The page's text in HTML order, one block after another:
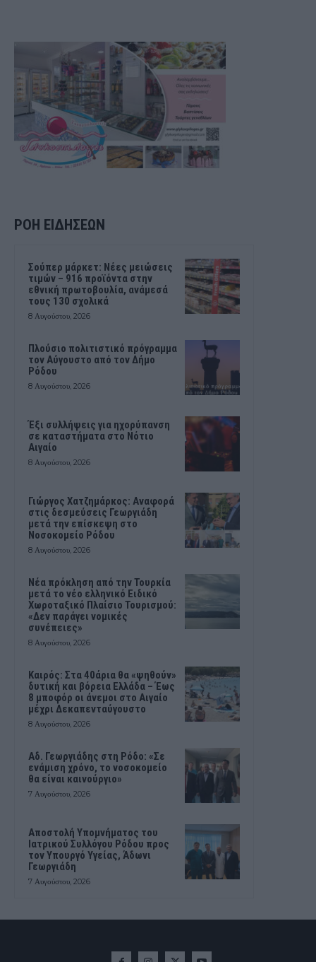
ΡΟΗ ΕΙΔΗΣΕΩΝ
Σούπερ μάρκετ: Νέες μειώσεις
τιμών – 916 προϊόντα στην
εθνική πρωτοβουλία, ανάμεσά
τους 130 σχολικά
8 Αυγούστου, 2026
Πλούσιο πολιτιστικό πρόγραμμα
τον Αύγουστο από τον Δήμο
Ρόδου
8 Αυγούστου, 2026
Έξι συλλήψεις για ηχορύπανση
σε καταστήματα στο Νότιο
Αιγαίο
8 Αυγούστου, 2026
Γιώργος Χατζημάρκος: Αναφορά
στις δεσμεύσεις Γεωργιάδη
μετά την επίσκεψη στο
Νοσοκομείο Ρόδου
8 Αυγούστου, 2026
Νέα πρόκληση από την Τουρκία
μετά το νέο ελληνικό Ειδικό
Χωροταξικό Πλαίσιο Τουρισμού:
«Δεν παράγει νομικές
συνέπειες»
8 Αυγούστου, 2026
Καιρός: Στα 40άρια θα «ψηθούν»
δυτική και βόρεια Ελλάδα – Έως
8 μποφόρ οι άνεμοι στο Αιγαίο
μέχρι Δεκαπενταύγουστο
8 Αυγούστου, 2026
Αδ. Γεωργιάδης στη Ρόδο: «Σε
ενάμιση χρόνο, το νοσοκομείο
θα είναι καινούργιο»
7 Αυγούστου, 2026
Αποστολή Υπομνήματος του
Ιατρικού Συλλόγου Ρόδου προς
τον Υπουργό Υγείας, Άδωνι
Γεωργιάδη
7 Αυγούστου, 2026